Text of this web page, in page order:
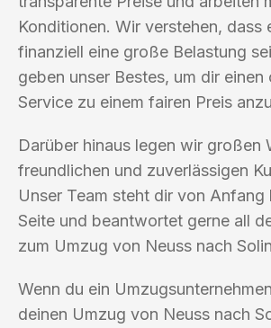
Konditionen. Wir verstehen, dass
finanziell eine große Belastung
geben unser Bestes, um dir einen
Service zu einem fairen Preis
Darüber hinaus legen wir großen
freundlichen und zuverlässigen
Unser Team steht dir von Anfang
Seite und beantwortet gerne all
zum Umzug von Neuss nach
Wenn du ein
deinen Umzug von Neuss nach